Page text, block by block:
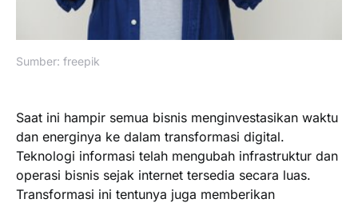
Sumber: freepik
Saat ini hampir semua bisnis menginvestasikan waktu
dan energinya ke dalam transformasi digital.
Teknologi informasi telah mengubah infrastruktur dan
operasi bisnis sejak internet tersedia secara luas.
Transformasi ini tentunya juga memberikan